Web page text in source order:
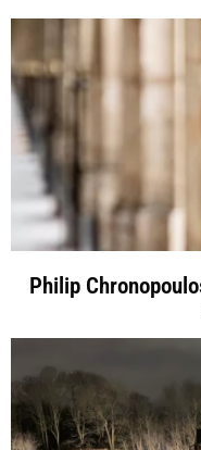
Philip